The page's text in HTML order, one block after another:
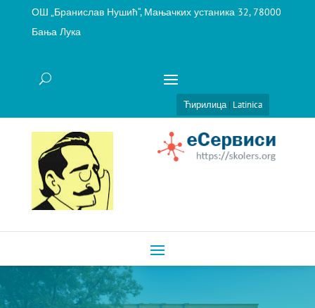
ОШ „Бранислав Нушић“, Мањачких устаника 32, 78000
Бања Лука
Ћирилица| Latinica